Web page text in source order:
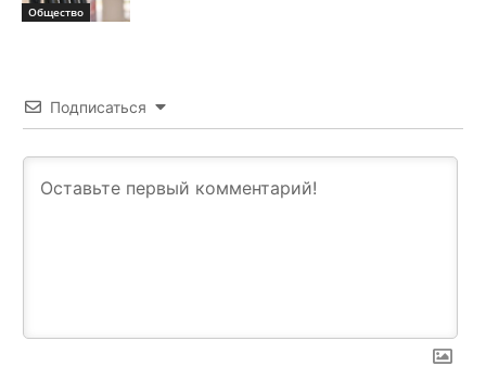
Общество
Подписаться